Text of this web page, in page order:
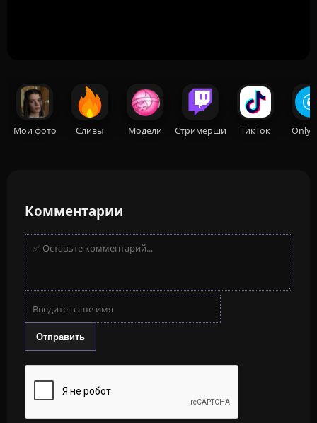
Мои фото Сливы Модели Стримерши ТикТок
Комментарии